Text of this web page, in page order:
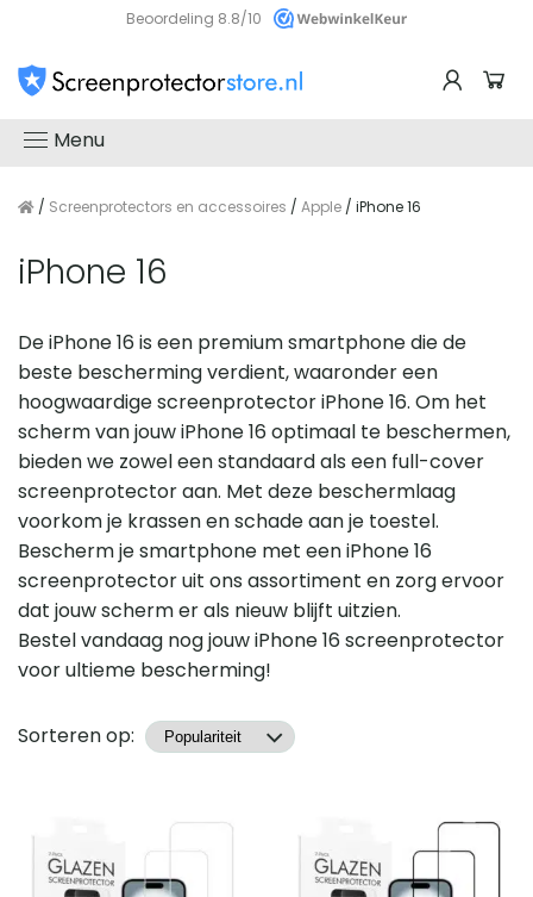
Beoordeling 8.8/10
Menu
/ Screenprotectors en accessoires / Apple / iPhone 16
iPhone 16
De iPhone 16 is een premium smartphone die de
beste bescherming verdient, waaronder een
hoogwaardige screenprotector iPhone 16. Om het
scherm van jouw iPhone 16 optimaal te beschermen,
bieden we zowel een standaard als een full-cover
screenprotector aan. Met deze beschermlaag
voorkom je krassen en schade aan je toestel.
Bescherm je smartphone met een iPhone 16
screenprotector uit ons assortiment en zorg ervoor
dat jouw scherm er als nieuw blijft uitzien.
Bestel vandaag nog jouw iPhone 16 screenprotector
voor ultieme bescherming!
Producten
Sorteren op: